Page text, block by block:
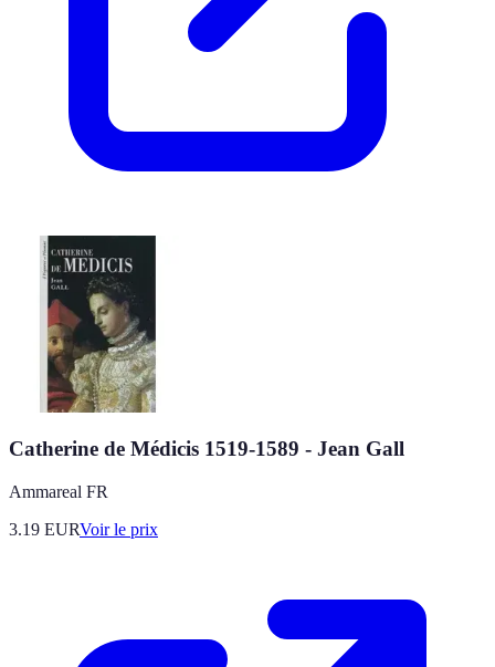
Catherine de Médicis 1519-1589 - Jean Gall
Ammareal FR
3.19 EURVoir le prix